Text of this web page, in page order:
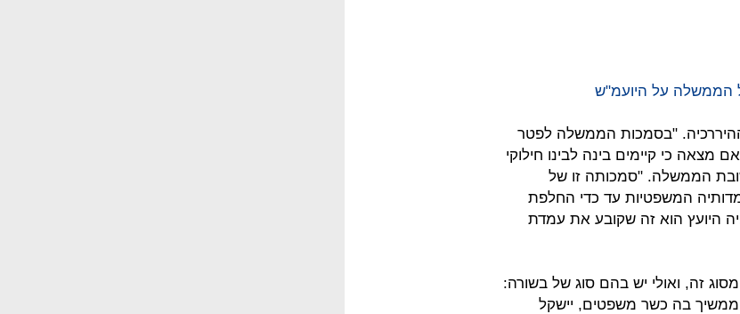
הממשלה על היועמ"ש
ההיררכיה. "בסמכות הממשלה לפטר
מצאה כי קיימים בינה לבינו חילוקי
הממשלה. "סמכותה זו של
המשפטיות עד כדי החלפת
היועץ הוא זה שקובע את עמדת
זה, ואולי יש בהם סוג של בשורה:
בה כשר משפטים, יישקל